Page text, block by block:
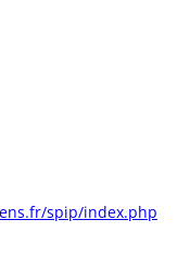
spip/index.php